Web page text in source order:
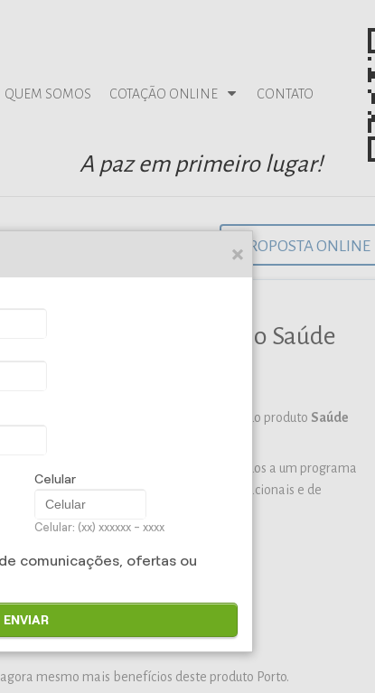
QUEM SOMOS COTAÇÃO ONLINE CONTATO
A paz em primeiro lugar!
PROPOSTA ONLINE
Seguros Ltda - Seguro Saúde
de sua empresa, trazemos por meio do produto Saúde
gestão integrada.
e das condições de trabalho, aliados a um programa
no número de acidentes, de doenças ocupacionais e de
positivos da empresa.
mesmo mais benefícios deste produto Porto.
Celular
Celular: (xx) xxxxxx - xxxx
comunicações, ofertas ou
ENVIAR